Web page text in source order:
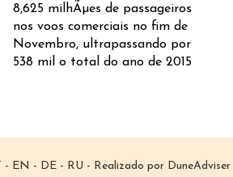
8,625 milhÃµes de passageiros
nos voos comerciais no fim de
Novembro, ultrapassando por
538 mil o total do ano de 2015
- EN - DE - RU - Realizado por DuneAdviser